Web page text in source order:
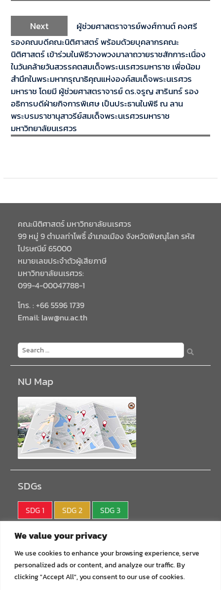
We value your privacy
We use cookies to enhance your browsing experience, serve
personalized ads or content, and analyze our traffic. By
clicking "Accept All", you consent to our use of cookies.
Next
ผู้ช่วยศาสตราจารย์พงศ์กานต์ คงศรี
รองคณบดีคณะนิติศาสตร์ พร้อมด้วยบุคลากรคณะ
นิติศาสตร์ เข้าร่วมในพิธีวางพวงมาลาถวายราชสักการะเนื่อง
ในวันคล้ายวันสวรรคตสมเด็จพระนเรศวรมหาราช เพื่อน้อม
สำนึกในพระมหากรุณาธิคุณแห่งองค์สมเด็จพระนเรศวร
มหาราช โดยมี ผู้ช่วยศาสตราจารย์ ดร.จรูญ สารินทร์ รอง
อธิการบดีฝ่ายกิจการพิเศษ เป็นประธานในพิธี ณ ลาน
พระบรมราชานุสาวรีย์สมเด็จพระนเรศวรมหาราช
มหาวิทยาลัยนเรศวร
คณะนิติศาสตร์ มหาวิทยาลัยนเรศวร
99 หมู่ 9 ตำบลท่าโพธิ์ อำเภอเมือง จังหวัดพิษณุโลก รหัส
ไปรษณีย์ 65000
หมายเลขประจำตัวผู้เสียภาษี
มหาวิทยาลัยนเรศวร:
099-4-00047788-1
โทร. : +66 5596 1739
Email: law@nu.ac.th
NU Map
SDGs
SDG 1 SDG 2
SDG 3
SDG 4
SDG 7
SDG 8
SDG 9
SDG10
SDG11
SDG12